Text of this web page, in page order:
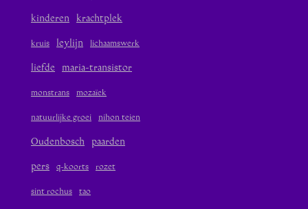
kinderen krachtplek
kruis leylijn lichaamswerk
liefde maria-transistor
monstrans mozaïek
natuurlijke groei nihon teien
Oudenbosch paarden
pers q-koorts rozet
sint rochus tao